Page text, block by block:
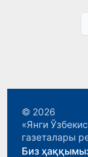
© 2026
«Янги
газеталары
Биз